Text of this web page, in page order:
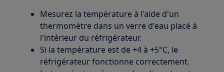
Mesurez la température à l'aide d'un
thermomètre dans un verre d'eau placé à
l'intérieur du réfrigérateur.
Si la température est de +4 à +5°C, le
réfrigérateur fonctionne correctement.